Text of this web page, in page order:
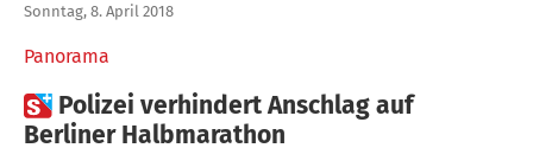
Panorama
Sonntag, 8. April 2018
 Polizei verhindert Anschlag auf
Berliner Halbmarathon